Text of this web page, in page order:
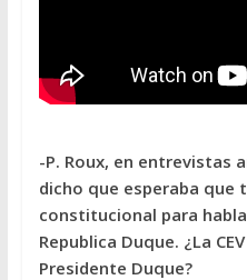
-P. Roux, en entrevistas
dicho que esperaba que
constitucional para
Republica Duque. ¿La
Presidente Duque?